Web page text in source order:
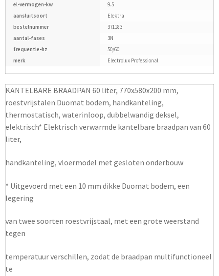
el-vermogen-kw
9.5
aansluitsoort
Elektra
bestelnummer
371183
aantal-fases
3N
frequentie-hz
50/60
merk
Electrolux Professional
KANTELBARE BRAADPAN 60 liter, 770x580x200 mm,
roestvrijstalen Duomat bodem, handkanteling,
thermostatisch, waterinloop, dubbelwandig deksel,
elektrisch* Elektrisch verwarmde kantelbare braadpan van 60
liter,
handkanteling, vloermodel met gesloten onderbouw
* Uitgevoerd met een 10 mm dikke Duomat bodem, een
legering
van twee soorten roestvrijstaal, met een grote weerstand
tegen
temperatuur verschillen, zodat de braadpan multifunctioneel
te